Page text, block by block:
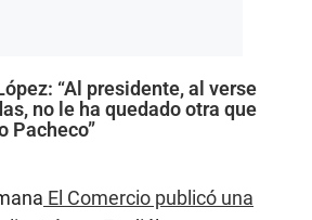
“Al presidente, al verse
no le ha quedado otra que
Pacheco”
El Comercio publicó una